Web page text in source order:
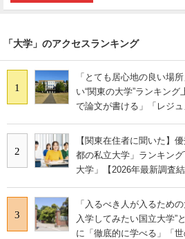
「大学」のアクセスランキング
1
「とても居心地の良い場
い“関東の大学”ランキン
で論文が書ける」「レジ
2
【関東在住者に聞いた】
都の私立大学」ランキン
大学」【2026年最新調査結
3
「入るべき人が入るため
入学してみたい国立大学
に「徹底的に学べる」「